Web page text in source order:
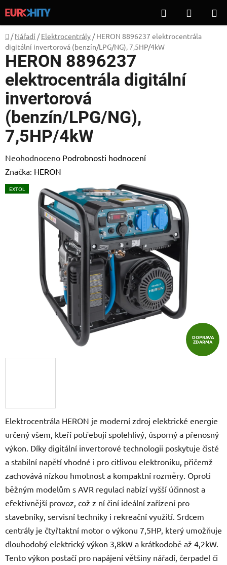
na
obsah
Hledat
KOŠÍK
Domů
/ Nářadí / Elektrocentrály / HERON 8896237 elektrocentrála
digitální invertorová (benzín/LPG/NG), 7,5HP/4kW
Elektrocentrála HERON je moderní zdroj elektrické energie
určený všem, kteří potřebují spolehlivý, úsporný a přenosný
výkon. Díky digitální invertorové technologii poskytuje čisté
a stabilní napětí vhodné i pro citlivou elektroniku, přičemž
zachovává nízkou hmotnost a kompaktní rozměry. Oproti
běžným modelům s AVR regulací nabízí vyšší účinnost a
efektivnější provoz, což z ní činí ideální zařízení pro
stavebníky, servisní techniky i rekreační využití. Srdcem
centrály je čtyřtaktní motor o výkonu 7,5HP, který umožňuje
dlouhodobý elektrický výkon 3,8kW a krátkodobě až 4,2kW.
Tento výkon postačí pro napájení většiny nářadí, čerpadel či
HERON 8896237
elektrocentrála digitální
invertorová
(benzín/LPG/NG),
7,5HP/4kW
Průměrné
hodnocení
produktu
hvězdiček.
Neohodnoceno Podrobnosti hodnocení
Značka: HERON
EXTOL
DOPRAVA
ZDARMA